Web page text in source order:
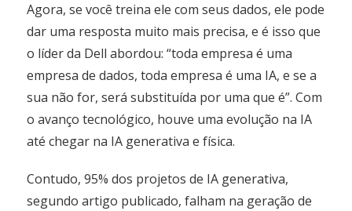
Agora, se você treina ele com seus dados, ele pode
dar uma resposta muito mais precisa, e é isso que
o líder da Dell abordou: “toda empresa é uma
empresa de dados, toda empresa é uma IA, e se a
sua não for, será substituída por uma que é”. Com
o avanço tecnológico, houve uma evolução na IA
até chegar na IA generativa e física.
Contudo, 95% dos projetos de IA generativa,
segundo artigo publicado, falham na geração de